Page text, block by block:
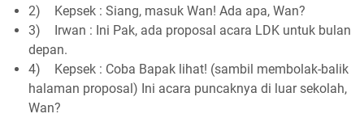
2)
Kepsek : Siang, masuk Wan! Ada apa, Wan?
3)
Irwan : Ini Pak, ada proposal acara LDK untuk bulan
depan.
4)
Kepsek : Coba Bapak lihat! (sambil membolak-balik
halaman proposal) Ini acara puncaknya di luar sekolah,
Wan?